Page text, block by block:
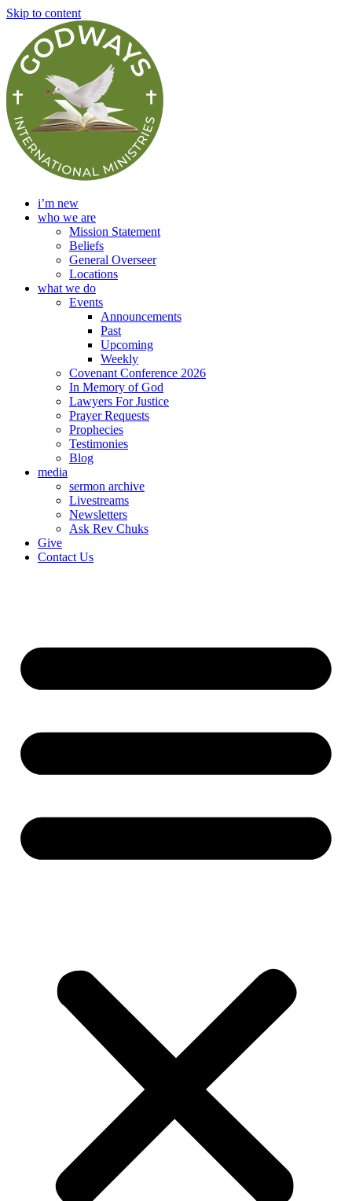
Skip to content
i’m new
who we are
Mission Statement
Beliefs
General Overseer
Locations
what we do
Events
Announcements
Past
Upcoming
Weekly
Covenant Conference 2026
In Memory of God
Lawyers For Justice
Prayer Requests
Prophecies
Testimonies
Blog
media
sermon archive
Livestreams
Newsletters
Ask Rev Chuks
Give
Contact Us